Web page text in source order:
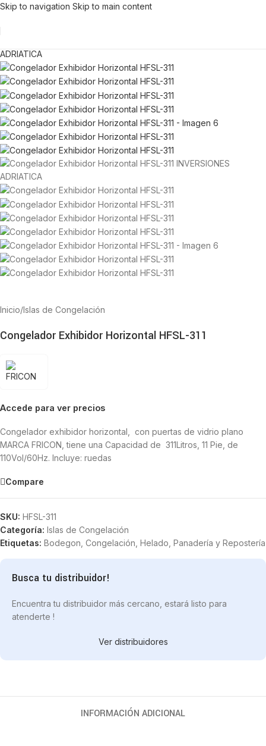
Skip to navigation Skip to main content
Inicio/Islas de Congelación
Congelador Exhibidor Horizontal HFSL-311
Accede para ver precios
Congelador exhibidor horizontal, con puertas de vidrio plano
MARCA FRICON, tiene una Capacidad de 311Litros, 11 Pie, de
110Vol/60Hz. Incluye: ruedas
Compare
SKU: HFSL-311
Categoría: Islas de Congelación
Etiquetas: Bodegon Congelación Helado Panadería y Repostería
Busca tu distribuidor!
Encuentra tu distribuidor más cercano, estará listo para
atenderte !
Ver distribuidores
INFORMACIÓN ADICIONAL